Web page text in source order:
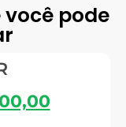
pode